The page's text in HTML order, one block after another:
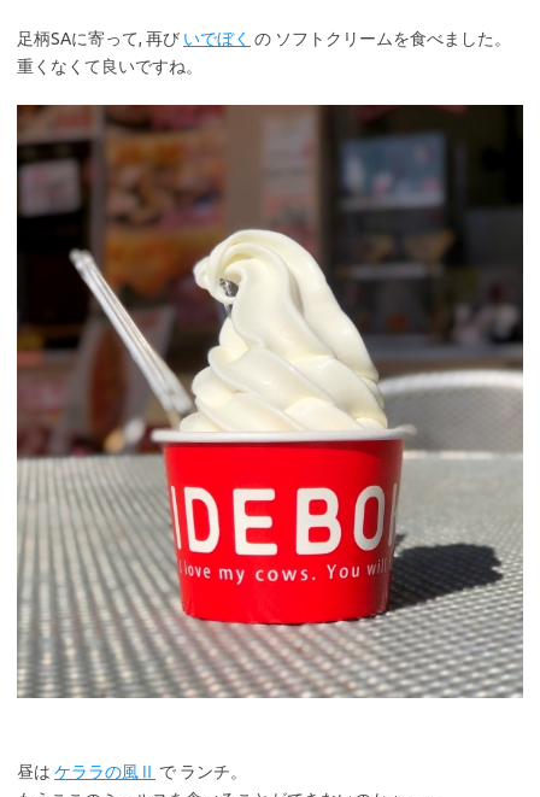
足柄SAに寄って, 再び いでぼく の ソフトクリームを食べました。
重くなくて良いですね。
昼は ケララの風Ⅱ で ランチ。